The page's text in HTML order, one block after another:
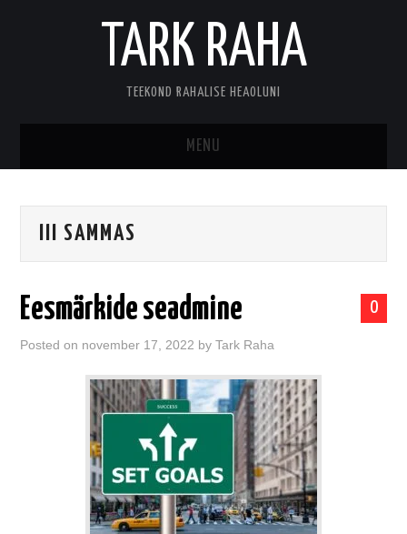
TARK RAHA
TEEKOND RAHALISE HEAOLUNI
MENU
KONTAKT
III SAMMAS
0
Eesmärkide seadmine
Posted on november 17, 2022 byTark Raha